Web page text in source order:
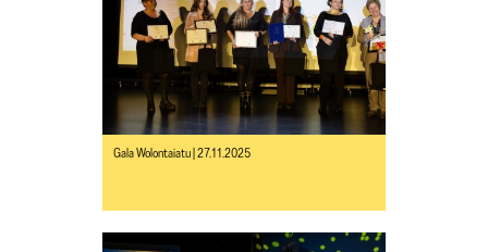
Gala Wolontaiatu | 27.11.2025